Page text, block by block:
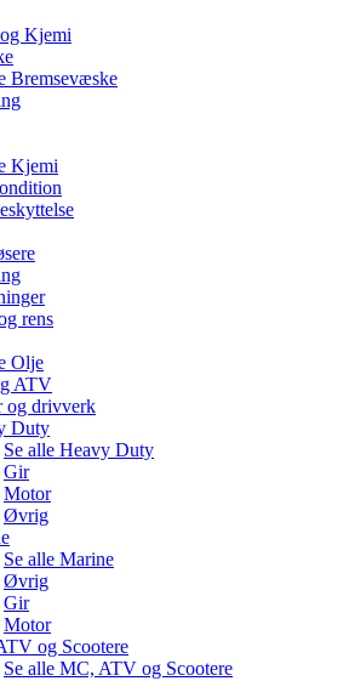
Kjemi
Bremsevæske
Kjemi
rens
Olje
ATV
og drivverk
Duty
Se alle Heavy Duty
Gir
Motor
Øvrig
Se alle Marine
Øvrig
Gir
Motor
og Scootere
Se alle MC, ATV og Scootere